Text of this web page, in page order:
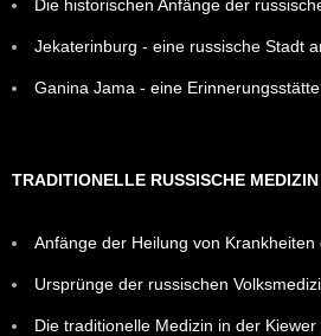
Die historischen Anfänge der
Jekaterinburg - eine russische Stadt
Ganina Jama - eine
TRADITIONELLE RUSSISCHE MEDIZIN
Anfänge der Heilung von
Ursprünge der russischen
Die traditionelle Medizin in der Kiewer